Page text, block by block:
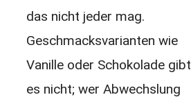
das nicht jeder mag.
Geschmacksvarianten wie
Vanille oder Schokolade gibt
es nicht; wer Abwechslung